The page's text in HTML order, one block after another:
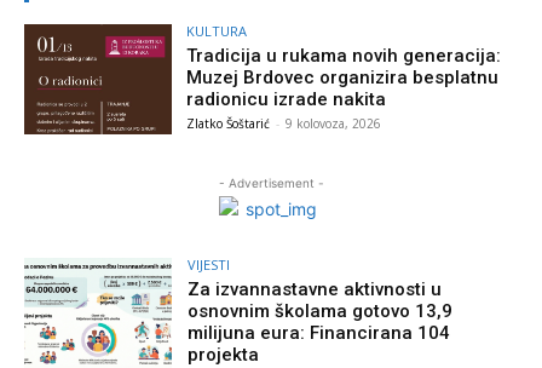
KULTURA
Tradicija u rukama novih generacija:
Muzej Brdovec organizira besplatnu
radionicu izrade nakita
Zlatko Šoštarić - 9 kolovoza, 2026
- Advertisement -
VIJESTI
Za izvannastavne aktivnosti u
osnovnim školama gotovo 13,9
milijuna eura: Financirana 104
projekta